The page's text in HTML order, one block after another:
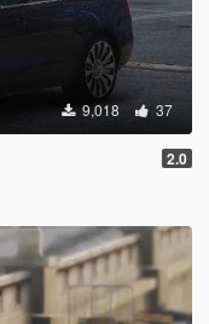
9,018 37
2.0